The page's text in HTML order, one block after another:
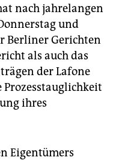
nach jahrelangen
und
Berliner Gerichten
als auch das
der Lafone
ihres
Eigentümers